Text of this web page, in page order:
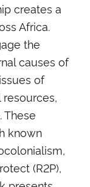
creates a
Africa.
the
causes of
of
These
known
(R2P),